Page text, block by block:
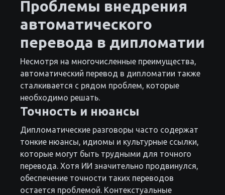
Проблемы внедрения
автоматического
перевода в дипломатии
Несмотря на многочисленные преимущества,
автоматический перевод в дипломатии также
сталкивается с рядом проблем, которые
необходимо решать.
Точность и нюансы
Дипломатические разговоры часто содержат
тонкие нюансы, идиомы и культурные ссылки,
которые могут быть трудными для точного
перевода. Хотя ИИ значительно продвинулся,
обеспечение точности таких переводов
остается проблемой. Контекстуальные